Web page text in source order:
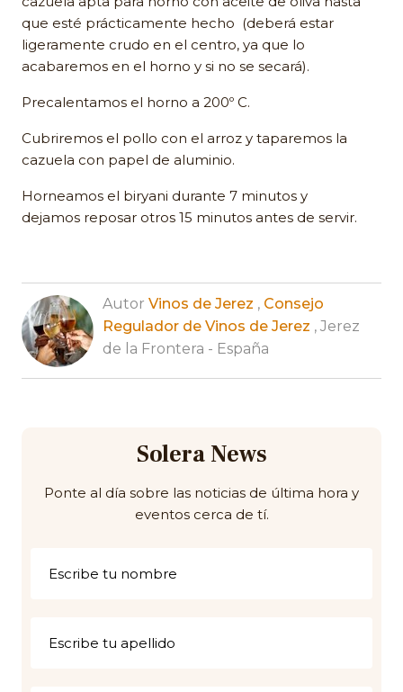
que esté prácticamente hecho (deberá estar
ligeramente crudo en el centro, ya que lo
acabaremos en el horno y si no se secará).
Precalentamos el horno a 200º C.
Cubriremos el pollo con el arroz y taparemos la
cazuela con papel de aluminio.
Horneamos el biryani durante 7 minutos y
dejamos reposar otros 15 minutos antes de servir.
Autor Vinos de Jerez , Consejo
Regulador de Vinos de Jerez , Jerez
de la Frontera - España
Solera News
Ponte al día sobre las noticias de última hora y
eventos cerca de tí.